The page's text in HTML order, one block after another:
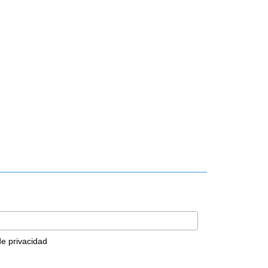
privacidad